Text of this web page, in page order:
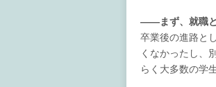
――まず、就職と
卒業後の進路と
くなかったし、
らく大多数の学